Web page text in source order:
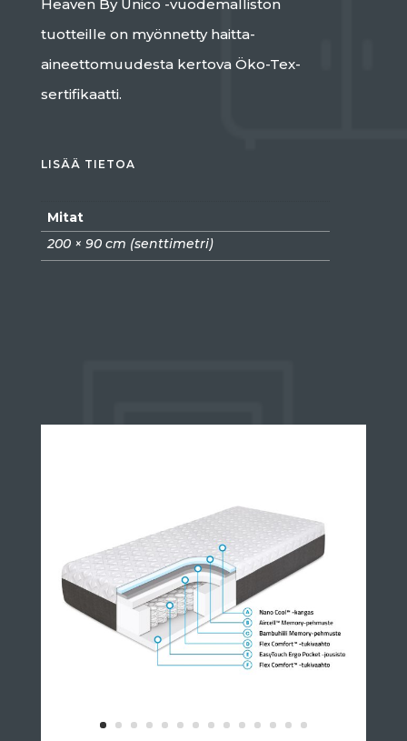
Heaven By Unico -vuodemalliston
tuotteille on myönnetty haitta-
aineettomuudesta kertova Öko-Tex-
sertifikaatti.
LISÄÄ TIETOA
Mitat
200 × 90 cm (senttimetri)